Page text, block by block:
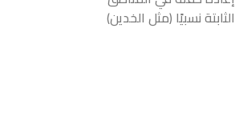
الثابتة نسبيًا (مثل الخدين)